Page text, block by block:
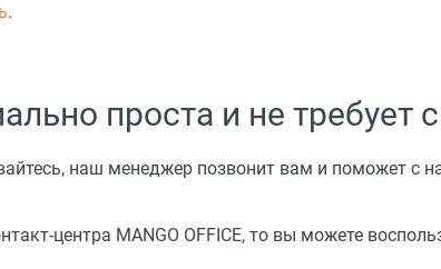
.
проста и не
наш менеджер позвонит вам и поможет с
центра MANGO OFFICE, то вы можете